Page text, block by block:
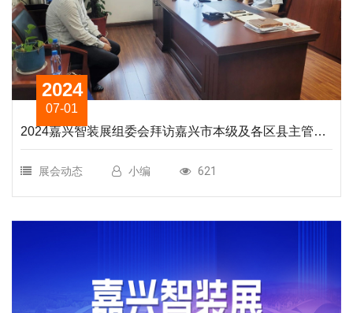
2024
07-01
2024嘉兴智装展组委会拜访嘉兴市本级及各区县主管部
门
展会动态 小编 621